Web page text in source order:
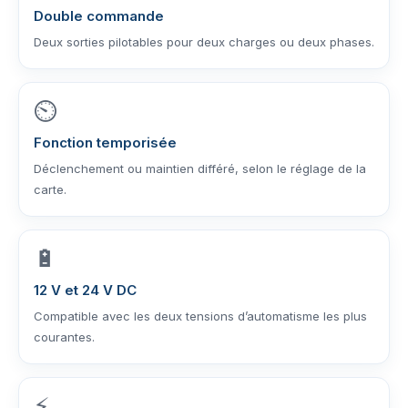
Double commande
Deux sorties pilotables pour deux charges ou deux phases.
⏲️
Fonction temporisée
Déclenchement ou maintien différé, selon le réglage de la
carte.
🔋
12 V et 24 V DC
Compatible avec les deux tensions d’automatisme les plus
courantes.